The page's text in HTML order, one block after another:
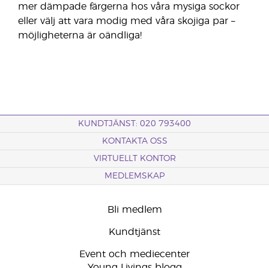
mer dämpade färgerna hos våra mysiga sockor
eller välj att vara modig med våra skojiga par –
möjligheterna är oändliga!
KUNDTJÄNST: 020 793400
KONTAKTA OSS
VIRTUELLT KONTOR
MEDLEMSKAP
Bli medlem
Kundtjänst
Event och mediecenter